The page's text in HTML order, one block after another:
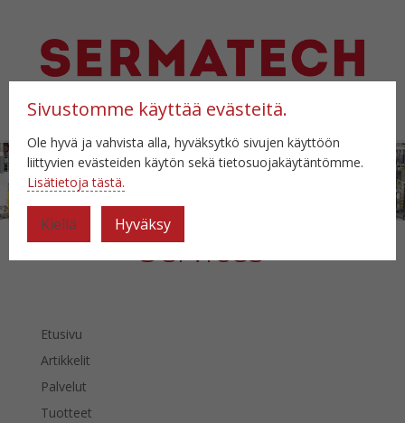
Select Page
Services
Etusivu
Artikkelit
Palvelut
Tuotteet
Sivustomme käyttää evästeitä.
Ole hyvä ja vahvista alla, hyväksytkö sivujen käyttöön
liittyvien evästeiden käytön sekä tietosuojakäytäntömme.
Lisätietoja tästä.
Kiellä Hyväksy